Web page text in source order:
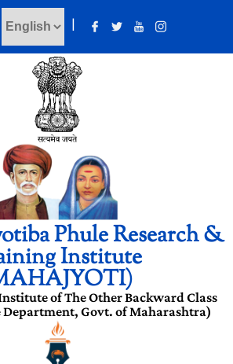
|
Phule Research &
Institute
of The Other Backward Class
Govt. of Maharashtra)